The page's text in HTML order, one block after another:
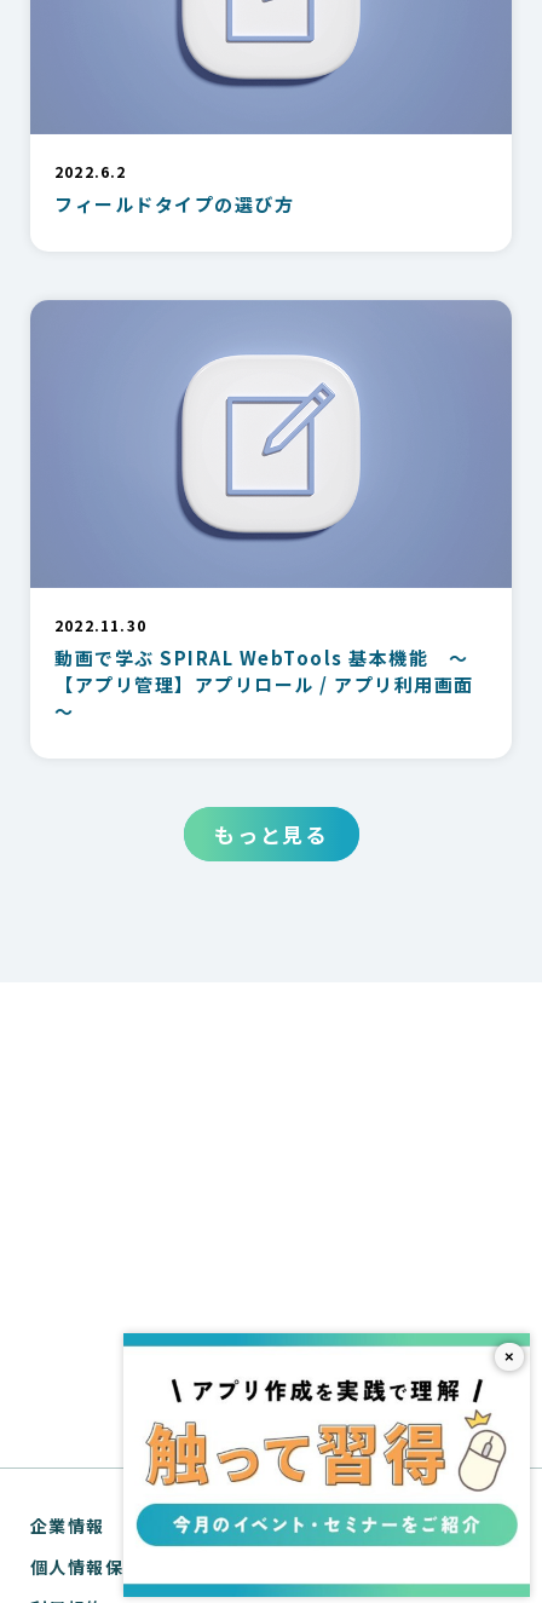
2022.6.2
フィールドタイプの選び方
2022.11.30
動画で学ぶ SPIRAL WebTools 基本機能 ～
【アプリ管理】アプリロール / アプリ利用画面
～
もっと見る
企業情報
個人情報保護方針
×